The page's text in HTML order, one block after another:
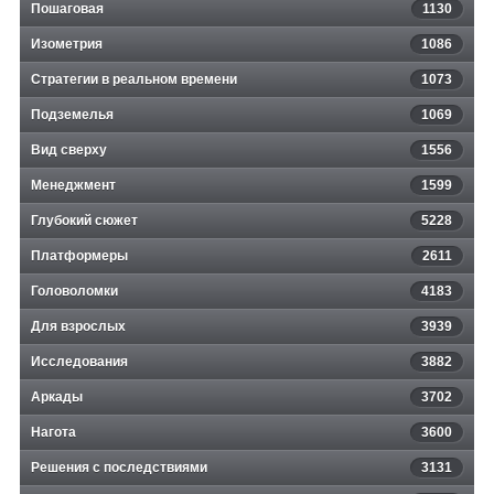
Пошаговая 1130
Изометрия 1086
Стратегии в реальном времени 1073
Подземелья 1069
Вид сверху 1556
Менеджмент 1599
Глубокий сюжет 5228
Платформеры 2611
Головоломки 4183
Для взрослых 3939
Исследования 3882
Аркады 3702
Нагота 3600
Решения с последствиями 3131